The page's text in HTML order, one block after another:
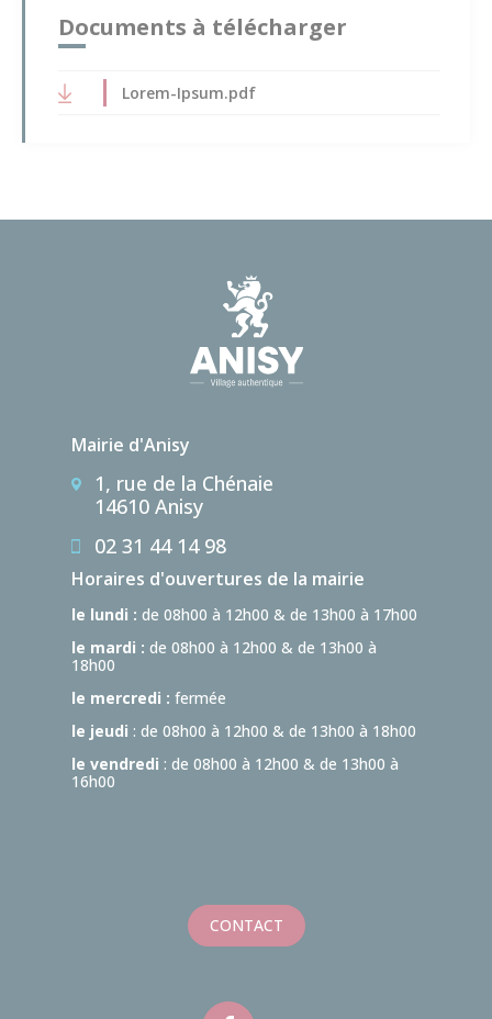
Documents à télécharger
Lorem-Ipsum.pdf
Mairie d'Anisy
1, rue de la Chénaie
14610 Anisy
02 31 44 14 98
Horaires d'ouvertures de la mairie
le lundi : de 08h00 à 12h00 & de 13h00 à 17h00
le mardi : de 08h00 à 12h00 & de 13h00 à
18h00
le mercredi : fermée
le jeudi : de 08h00 à 12h00 & de 13h00 à 18h00
le vendredi : de 08h00 à 12h00 & de 13h00 à
16h00
CONTACT